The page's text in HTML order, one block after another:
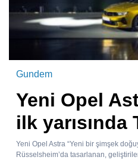
Gundem
Yeni Opel
ilk yarısında
Yeni Opel Astra “Yeni bir şimşek
Rüsselsheim’da tasarlanan,